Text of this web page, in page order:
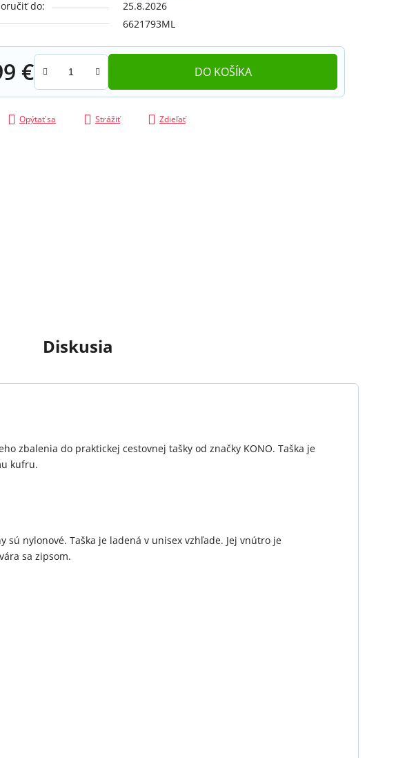
do:
25.8.2026
6621793ML
€
cena:
DO KOŠÍKA
Opýtať sa Strážiť Zdieľať
Diskusia
zbalenia do praktickej cestovnej tašky od značky KONO. Taška je
kufru.
nylonové. Taška je ladená v unisex vzhľade. Jej vnútro je
sa zipsom.